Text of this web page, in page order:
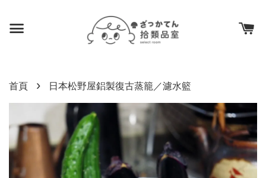
首頁 › 日本松野屋鋁製復古蒸籠／濾水籃